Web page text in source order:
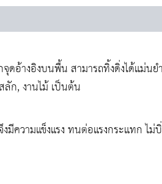
อ้างอิงบนพื้น สามารถทิ้งดิ่งได้แม่น
ลัก, งานไม้ เป็นต้น
ความแข็งแรง ทนต่อแรงกระแทก ไม่